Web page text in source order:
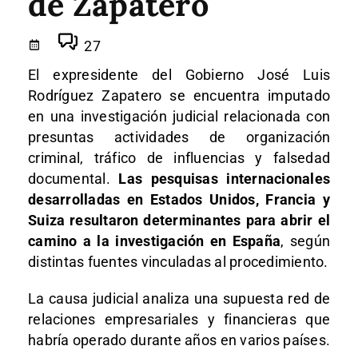
27
El expresidente del Gobierno José Luis
Rodríguez Zapatero se encuentra imputado
en una investigación judicial relacionada con
presuntas actividades de organización
criminal, tráfico de influencias y falsedad
documental. Las pesquisas internacionales
desarrolladas en Estados Unidos, Francia y
Suiza resultaron determinantes para abrir el
camino a la investigación en España, según
distintas fuentes vinculadas al procedimiento.
La causa judicial analiza una supuesta red de
relaciones empresariales y financieras que
habría operado durante años en varios países.